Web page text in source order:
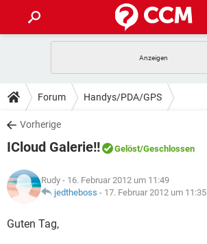
ANDROID IOS
WINDOWS 10
WHATSAPP TIKTOK
FACEBOOK
TIPPS & TRICKS
SPIELE STREAMING
WHATSAPP TIKTOK
DOWNLOADS
SPIELE STREAMING
ANDROID
WINDOWS 10 INSTAGRAM
WHATSAPP
SPIELE STREAMING
WINDOWS 10
LEXIKON
SPIELE
Forum Handys/PDA/GPS
Vorherige
ICloud Galerie!! Gelöst/Geschlossen
Rudy - 16. Februar 2012 um 11:49
jedtheboss - 17. Februar 2012 um 11:35
Guten Tag,